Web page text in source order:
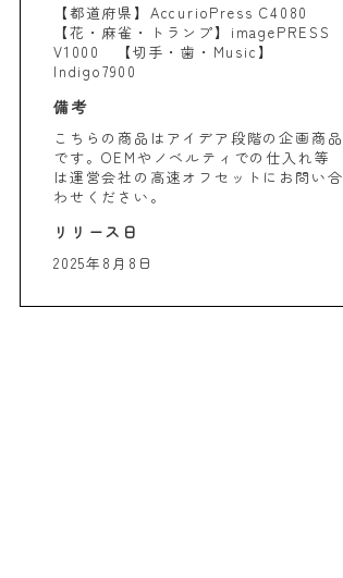
【都道府県】AccurioPress C4080
【花・麻雀・トランプ】imagePRESS
V1000 【切手・歯・Music】
Indigo7900
備考
こちらの商品はアイデア段階の企画商品
です。OEMやノベルティでの仕入れ等
は運営会社の高速オフセットにお問い合
わせください。
リリース日
2025年8月8日